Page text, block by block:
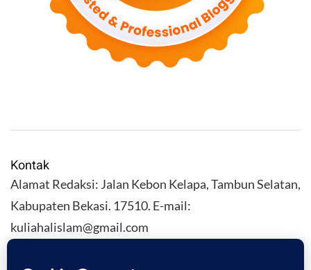
Kontak
Alamat Redaksi: Jalan Kebon Kelapa, Tambun Selatan,
Kabupaten Bekasi. 17510. E-mail:
kuliahalislam@gmail.com